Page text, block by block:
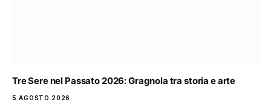
Tre Sere nel Passato 2026: Gragnola tra storia e arte
5 AGOSTO 2026